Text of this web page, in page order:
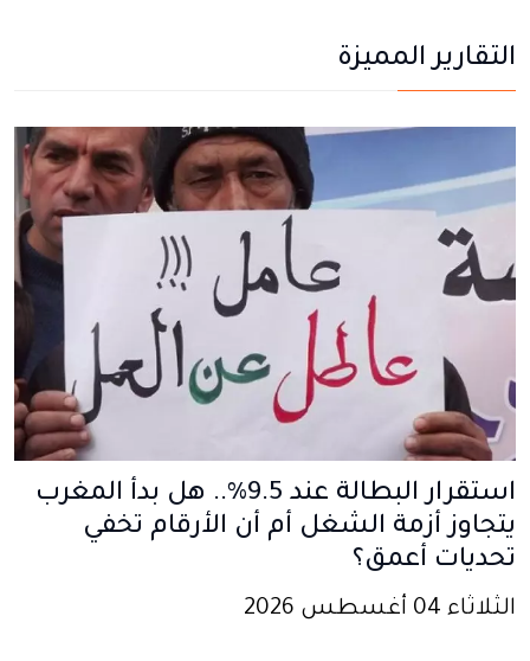
التقارير المميزة
استقرار البطالة عند 9.5%.. هل بدأ المغرب
يتجاوز أزمة الشغل أم أن الأرقام تخفي
تحديات أعمق؟
الثلاثاء 04 أغسطس 2026